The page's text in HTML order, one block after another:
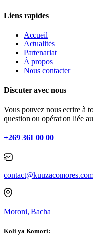
Liens rapides
Accueil
Actualités
Partenariat
À propos
Nous contacter
Discuter avec nous
Vous pouvez nous ecrire à
question ou opération liée
+269 361 00 00
contact@kuuzacomores.com
Moroni, Bacha
Koli ya Komori: